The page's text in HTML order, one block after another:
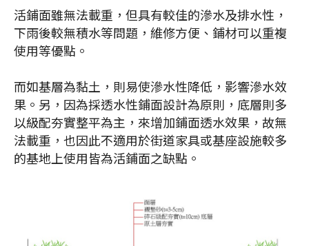
活鋪面雖無法載重，但具有較佳的滲水及排水性，
下雨後較無積水等問題，維修方便、鋪材可以重複
使用等優點。
而如基層為黏土，則易使滲水性降低，影響滲水效
果。另，因為採透水性鋪面設計為原則，底層則多
以級配夯實整平為主，來增加鋪面透水效果，故無
法載重，也因此不適用於街道家具或基座設施較多
的基地上使用皆為活鋪面之缺點。